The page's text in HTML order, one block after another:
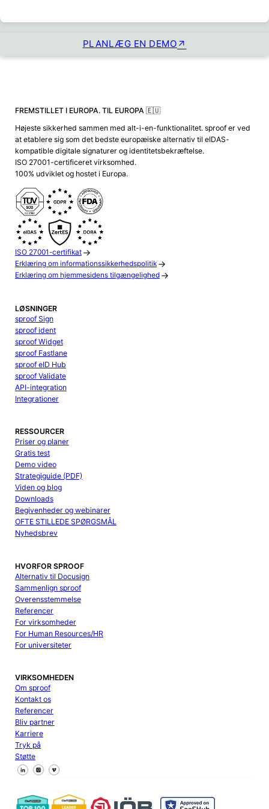
PLANLÆG EN DEMO
FREMSTILLET I EUROPA. TIL EUROPA 🇪🇺
Højeste sikkerhed sammen med alt-i-en-funktionalitet. sproof er ved
at etablere sig som det bedste europæiske alternativ til eIDAS-
kompatible digitale signaturer og identitetsbekræftelse.
ISO 27001-certificeret virksomhed.
100% udviklet og hostet i Europa.
ISO 27001-certifikat
Erklæring om informationssikkerhedspolitik
Erklæring om hjemmesidens tilgængelighed
LØSNINGER
sproof Sign
sproof ident
sproof Widget
sproof Fastlane
sproof eID Hub
sproof Validate
API-integration
Integrationer
RESSOURCER
Priser og planer
Gratis test
Demo video
Strategiguide (PDF)
Viden og blog
Downloads
Begivenheder og webinarer
OFTE STILLEDE SPØRGSMÅL
Nyhedsbrev
HVORFOR SPROOF
Alternativ til Docusign
Sammenlign sproof
Overensstemmelse
Referencer
For virksomheder
For Human Resources/HR
For universiteter
VIRKSOMHEDEN
Om sproof
Kontakt os
Referencer
Bliv partner
Karriere
Tryk på
Støtte
Følg os på Facebook
Følg os på X
Følg os på LinkedIn